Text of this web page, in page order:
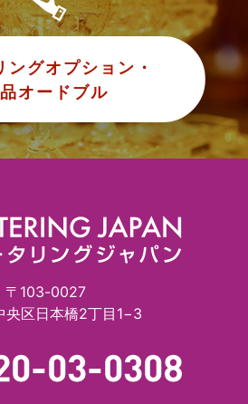
ングオプション・
オードブル
〒103-0027
央区日本橋2丁目1−3